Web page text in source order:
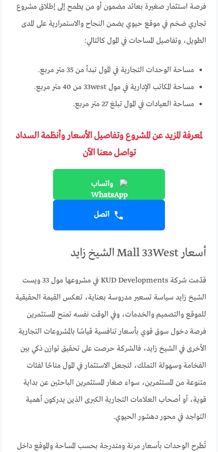
فرصة استثمار صغيرة بعائد مضمون أو من يطمح إلى إطلاق مشروع
تجاري ضخم في موقع حيوي يضمن النجاح والاستمرارية على المدى
الطويل، وتفاصيل المساحات في المول كالتالي:
مساحة الوحدات التجارية في المول تبدأ من 35 متر مربع.
مساحة المكاتب الإدارية في مول 33west من 40 متر مربع.
مساحة العيادات في المول تبلغ 27 متر مربع.
لمعرفة المزيد عن المشروع وتفاصيل الأسعار وأنظمة السداد
تواصل معنا الآن
واتساب
اتصل
أسعار Mall 33West الشيخ زايد
قدّمت شركة KUD Developments في مشروعها مول 33 ويست
الشيخ زايد سياسة تسعير مدروسة بعناية، تعكس القيمة الحقيقية
للموقع والتصميم والخدمات، وفي الوقت نفسه تمنح المستثمرين
فرصة دخول سوق قوي بأسعار تنافسية قياسًا بالمشروعات التجارية
الأخرى في الشيخ زايد، فالشركة حرصت على تحقيق توازن ذكي بين
الفخامة وسهولة التملك، لتجعل الاستثمار في المول متاحًا لفئات
متنوعة من المستثمرين، سواء صغار المستثمرين الباحثين عن بداية
قوية، أو أصحاب العلامات التجارية الكبرى الذين يدركون أهمية
التواجد في محور دهشور الحيوي.
تُطرح الوحدات بأسعار مرنة ومتدرجة بحسب المساحة والموقع داخل